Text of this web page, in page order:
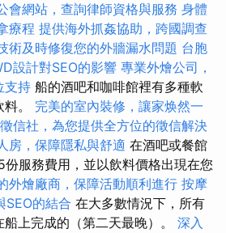
會網站，查詢律師資格與服務 身體
療程 提供海外抓姦協助，跨國調查
術及時修復您的外牆漏水問題 台胞
設計對SEO的影響 專業外燴公司，
支持 船的酒吧和咖啡館裡有多種軟
。 完美的室內裝修，讓家焕然一
信社，為您提供全方位的徵信解決
房，保障隱私與舒適 在酒吧或餐館
份服務費用，並以飲料價格出現在您
外燴廠商，保障活動順利進行 按摩
SEO的結合 在大多數情況下，所有
上完成的（第二天最晚）。 深入